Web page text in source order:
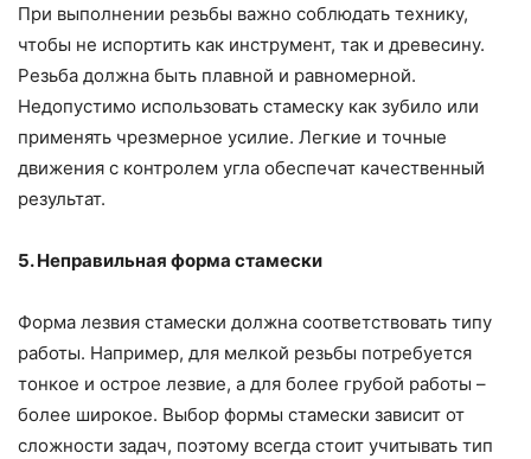
При выполнении резьбы важно соблюдать технику,
чтобы не испортить как инструмент, так и древесину.
Резьба должна быть плавной и равномерной.
Недопустимо использовать стамеску как зубило или
применять чрезмерное усилие. Легкие и точные
движения с контролем угла обеспечат качественный
результат.
5. Неправильная форма стамески
Форма лезвия стамески должна соответствовать типу
работы. Например, для мелкой резьбы потребуется
тонкое и острое лезвие, а для более грубой работы –
более широкое. Выбор формы стамески зависит от
сложности задач, поэтому всегда стоит учитывать тип